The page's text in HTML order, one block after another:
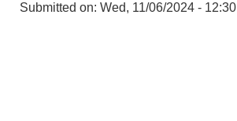
Submitted on: Wed, 11/06/2024 - 12:30